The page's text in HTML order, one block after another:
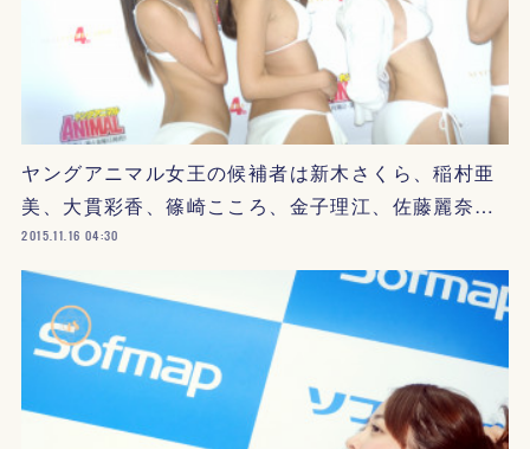
ヤングアニマル女王の候補者は新木さくら、稲村亜
美、大貫彩香、篠崎こころ、金子理江、佐藤麗奈…
2015.11.16 04:30